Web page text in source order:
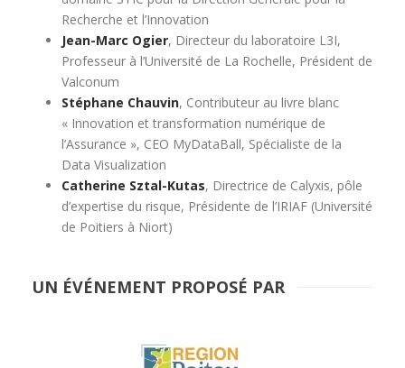
Recherche et l’Innovation
Jean-Marc Ogier, Directeur du laboratoire L3I,
Professeur à l’Université de La Rochelle, Président de
Valconum
Stéphane Chauvin, Contributeur au livre blanc
« Innovation et transformation numérique de
l’Assurance », CEO MyDataBall, Spécialiste de la
Data Visualization
Catherine Sztal-Kutas, Directrice de Calyxis, pôle
d’expertise du risque, Présidente de l’IRIAF (Université
de Poitiers à Niort)
UN ÉVÉNEMENT PROPOSÉ PAR